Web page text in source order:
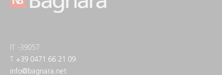
IT -39057
T +39 0471 66 21 09
info@bagnara.net